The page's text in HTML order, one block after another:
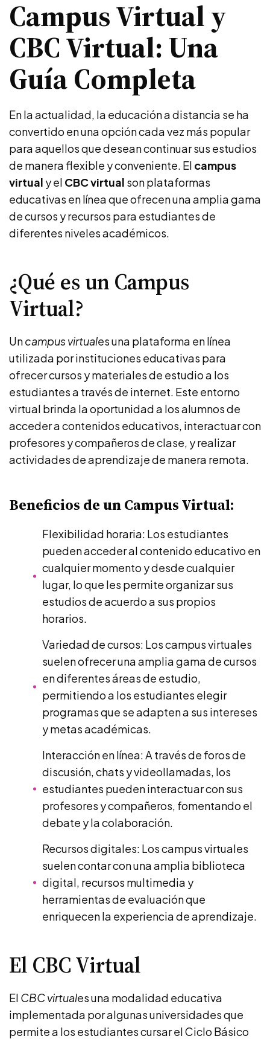
Campus Virtual y
CBC Virtual: Una
Guía Completa
En la actualidad, la educación a distancia se ha
convertido en una opción cada vez más popular
para aquellos que desean continuar sus estudios
de manera flexible y conveniente. El campus
virtual y el CBC virtual son plataformas
educativas en línea que ofrecen una amplia gama
de cursos y recursos para estudiantes de
diferentes niveles académicos.
¿Qué es un Campus
Virtual?
Uncampus virtuales una plataforma en línea
utilizada por instituciones educativas para
ofrecer cursos y materiales de estudio a los
estudiantes a través de internet. Este entorno
virtual brinda la oportunidad a los alumnos de
acceder a contenidos educativos, interactuar con
profesores y compañeros de clase, y realizar
actividades de aprendizaje de manera remota.
Beneficios de un Campus Virtual:
Flexibilidad horaria: Los estudiantes
pueden acceder al contenido educativo en
cualquier momento y desde cualquier
lugar, lo que les permite organizar sus
estudios de acuerdo a sus propios
horarios.
Variedad de cursos: Los campus virtuales
suelen ofrecer una amplia gama de cursos
en diferentes áreas de estudio,
permitiendo a los estudiantes elegir
programas que se adapten a sus intereses
y metas académicas.
Interacción en línea: A través de foros de
discusión, chats y videollamadas, los
estudiantes pueden interactuar con sus
profesores y compañeros, fomentando el
debate y la colaboración.
Recursos digitales: Los campus virtuales
suelen contar con una amplia biblioteca
digital, recursos multimedia y
herramientas de evaluación que
enriquecen la experiencia de aprendizaje.
El CBC Virtual
El CBC virtuales una modalidad educativa
implementada por algunas universidades que
permite a los estudiantes cursar el Ciclo Básico